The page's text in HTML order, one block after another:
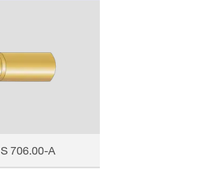
S 706.00-A